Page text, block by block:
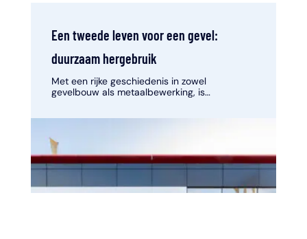
Een tweede leven voor een gevel:
duurzaam hergebruik
Met een rijke geschiedenis in zowel
gevelbouw als metaalbewerking, is